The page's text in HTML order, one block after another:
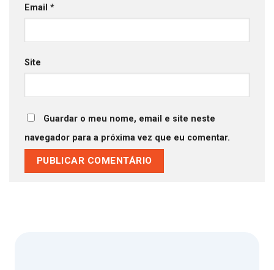
Email *
Site
Guardar o meu nome, email e site neste
navegador para a próxima vez que eu comentar.